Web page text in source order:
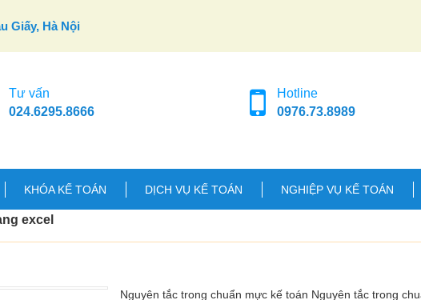
Giấy, Hà Nội
Tư vấn
024.6295.8666
Hotline
0976.73.8989
KHÓA KẾ TOÁN DỊCH VỤ KẾ TOÁN NGHIỆP VỤ KẾ TOÁN
excel
Nguyên tắc trong chuẩn mực kế toán Nguyên tắc trong